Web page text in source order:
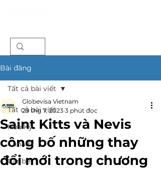
Bài đăng
Tất cả bài viết
Hoa Kỳ
Canada
Caribe
Tất cả bài viết
Saint Kitts và Nevis
công bố những thay
đổi mới trong chương
Globevisa Vietnam
29 thg 7, 2023 3 phút đọc